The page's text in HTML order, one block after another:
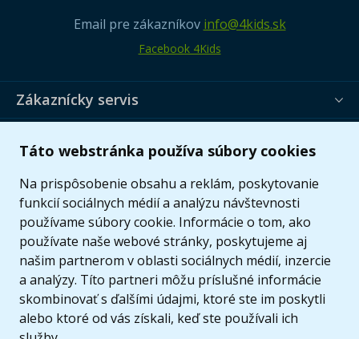
Táto webstránka používa súbory cookies
Na prispôsobenie obsahu a reklám, poskytovanie
funkcií sociálnych médií a analýzu návštevnosti
používame súbory cookie. Informácie o tom, ako
používate naše webové stránky, poskytujeme aj
našim partnerom v oblasti sociálnych médií, inzercie
a analýzy. Títo partneri môžu príslušné informácie
skombinovať s ďalšími údajmi, ktoré ste im poskytli
alebo ktoré od vás získali, keď ste používali ich
Email pre zákazníkov info@4kids.sk
Facebook 4Kids
Zákaznícky servis